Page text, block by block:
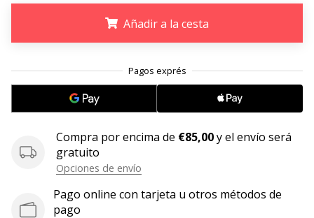
Weplayvolleyball!
un
¡Te
en
nuestro
Añadir a la cesta
Compra por encima de €85,00y el envío será
gratuito
Opciones de envío
Pago online con tarjeta u otros métodos de
pago